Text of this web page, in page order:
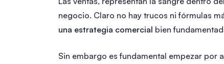
negocio. Claro no hay trucos ni fórmulas
una estrategia comercial bien
Sin embargo es fundamental empezar por